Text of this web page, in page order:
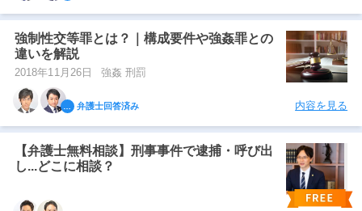
強制性交等罪とは？｜構成要件や強姦罪との
違いを解説
2018年11月26日 強姦 刑罰
弁護士回答済み 内容を見る
【弁護士無料相談】刑事事件で逮捕・呼び出
し...どこに相談？